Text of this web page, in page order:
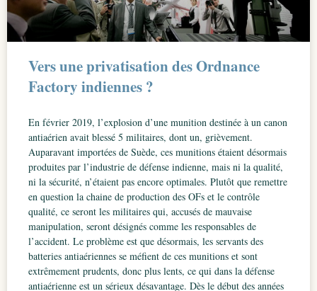
Vers une privatisation des Ordnance
Factory indiennes ?
En février 2019, l’explosion d’une munition destinée à un canon
antiaérien avait blessé 5 militaires, dont un, grièvement.
Auparavant importées de Suède, ces munitions étaient désormais
produites par l’industrie de défense indienne, mais ni la qualité,
ni la sécurité, n’étaient pas encore optimales. Plutôt que remettre
en question la chaine de production des OFs et le contrôle
qualité, ce seront les militaires qui, accusés de mauvaise
manipulation, seront désignés comme les responsables de
l’accident. Le problème est que désormais, les servants des
batteries antiaériennes se méfient de ces munitions et sont
extrêmement prudents, donc plus lents, ce qui dans la défense
antiaérienne est un sérieux désavantage. Dès le début des années